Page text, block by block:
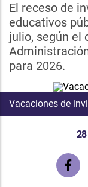
El receso de
educativos
julio, según el
para 2026.
Vacaciones de